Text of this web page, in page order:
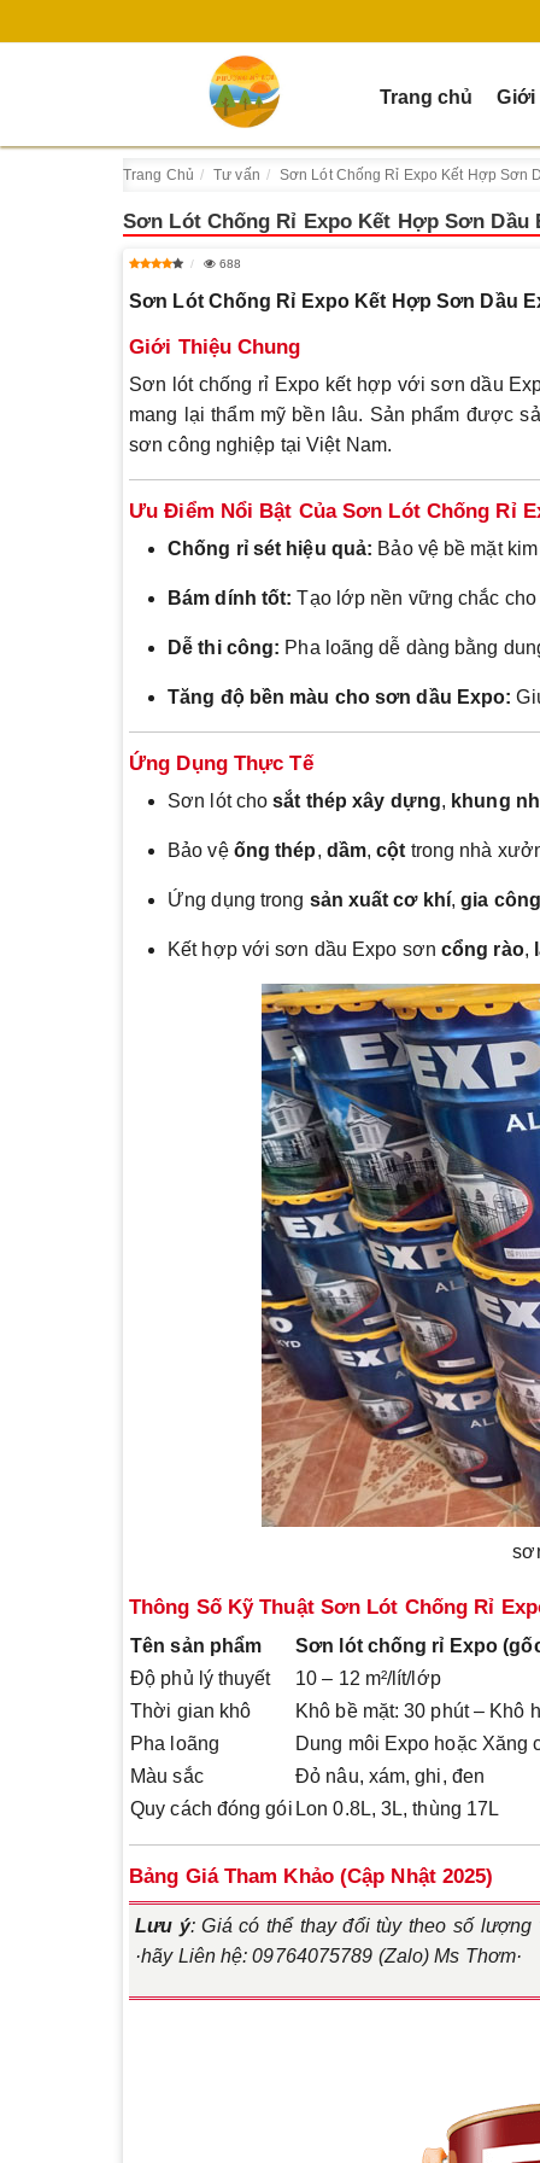
Trang chủ Giới
Trang Chủ Tư vấn Sơn Lót Chống Rỉ Expo Kết Hợp Sơn
Sơn Lót Chống Rỉ Expo Kết Hợp Sơn Dầu
688
Sơn Lót Chống Rỉ Expo Kết Hợp Sơn Dầu
Giới Thiệu Chung
Sơn lót chống rỉ Expo kết hợp với sơn dầu
mang lại thẩm mỹ bền lâu. Sản phẩm được
sơn công nghiệp tại Việt Nam.
Ưu Điểm Nổi Bật Của Sơn Lót Chống Rỉ
Chống rỉ sét hiệu quả: Bảo vệ bề mặt
Bám dính tốt: Tạo lớp nền vững chắc
Dễ thi công: Pha loãng dễ dàng bằng
Tăng độ bền màu cho sơn dầu Expo:
Ứng Dụng Thực Tế
Sơn lót chosắt thép xây dựng, khung
Bảo vệ ống thép, dầm,cột trong nhà
Ứng dụng trong sản xuất cơ khí,gia
Kết hợp với sơn dầu Expo sơn cổng rào,
Thông Số Kỹ Thuật Sơn Lót Chống Rỉ
Tên sản phẩm
Sơn lót chống rỉ Expo
Độ phủ lý thuyết
10 – 12 m²/lít/lớp
Thời gian khô
Khô bề mặt: 30 phút – Khô
Pha loãng
Dung môi Expo hoặc Xăng
Màu sắc
Đỏ nâu, xám, ghi, đen
Quy cách đóng gói Lon 0.8L, 3L, thùng 17L
Bảng Giá Tham Khảo (Cập Nhật 2025)
Lưu ý: Giá có thể thay đổi tùy theo số
·hãy Liên hệ: 09764075789 (Zalo) Ms Thơm·